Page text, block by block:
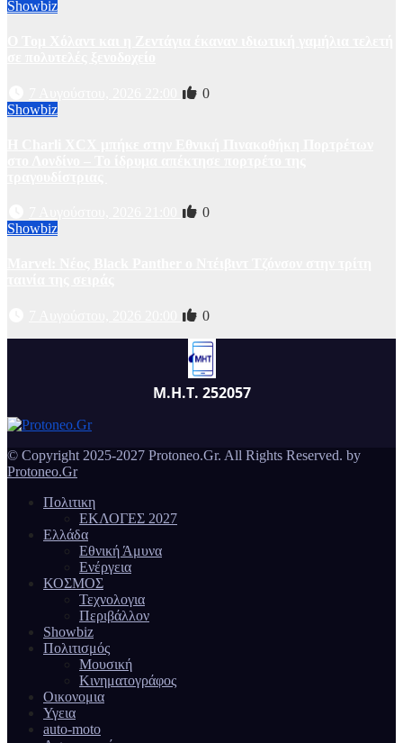
Showbiz
0
Showbiz
0
Showbiz
0
Μ.Η.Τ. 252057
© Copyright 2025-2027 Protoneo.Gr. All Rights Reserved. by
Protoneo.Gr
Πολιτικη
ΕΚΛΟΓΕΣ 2027
Ελλάδα
Εθνική Άμυνα
Ενέργεια
ΚΟΣΜΟΣ
Τεχνολογια
Περιβάλλον
Showbiz
Πολιτισμός
Μουσική
Κινηματογράφος
Οικονομια
Υγεια
auto-moto